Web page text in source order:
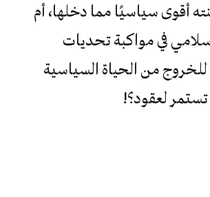
أقوى سياسيًا مما دخلها، أم
في مواكبة تحديات
للخروج من الحياة السياسية
تستمر لعقود؟!